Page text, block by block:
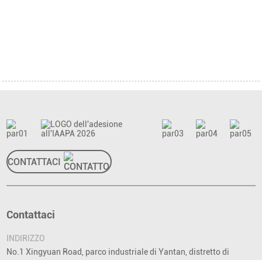
CONTATTACI
Contattaci
INDIRIZZO
No.1 Xingyuan Road, parco industriale di Yantan, distretto di